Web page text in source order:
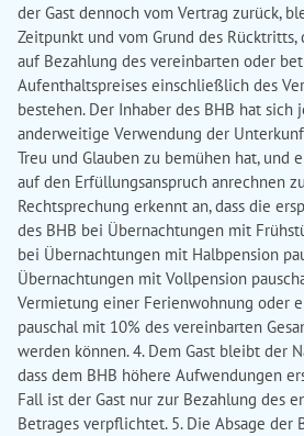
der Gast dennoch vom Vertrag zurück,
Zeitpunkt und vom Grund des Rücktritts,
auf Bezahlung des vereinbarten oder
Aufenthaltspreises einschließlich des
bestehen. Der Inhaber des BHB hat sich
anderweitige Verwendung der
Treu und Glauben zu bemühen hat, und
auf den Erfüllungsanspruch anrechnen
Rechtsprechung erkennt an, dass die
des BHB bei Übernachtungen mit
bei Übernachtungen mit Halbpension
Übernachtungen mit Vollpension
Vermietung einer Ferienwohnung oder
pauschal mit 10% des vereinbarten
werden können. 4. Dem Gast bleibt der
dass dem BHB höhere Aufwendungen
Fall ist der Gast nur zur Bezahlung des
Betrages verpflichtet. 5. Die Absage der